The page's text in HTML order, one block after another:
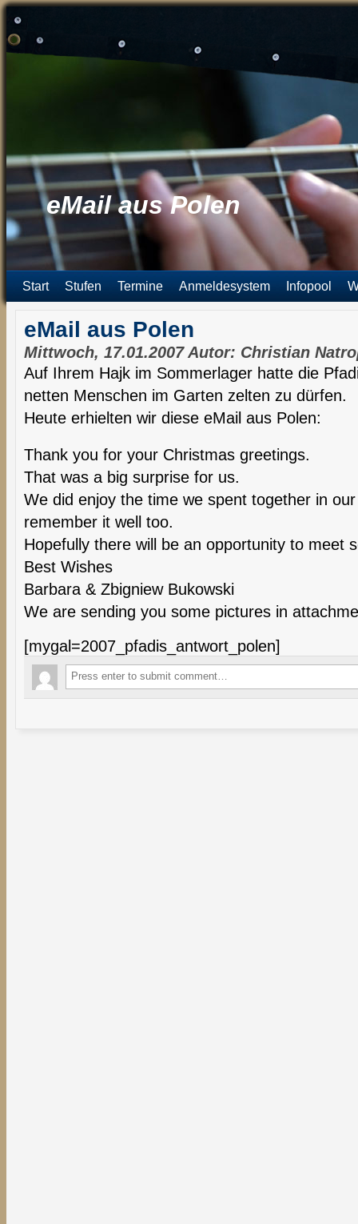
eMail aus Polen
Start Stufen Termine Anmeldesystem Infopool
eMail aus Polen
Mittwoch, 17.01.2007 Autor: Christian
Auf Ihrem Hajk im Sommerlager hatte die
netten Menschen im Garten zelten zu dürfen.
Heute erhielten wir diese eMail aus Polen:
Thank you for your Christmas greetings.
That was a big surprise for us.
We did enjoy the time we spent together in
remember it well too.
Hopefully there will be an opportunity to meet
Best Wishes
Barbara & Zbigniew Bukowski
We are sending you some pictures in
[mygal=2007_pfadis_antwort_polen]